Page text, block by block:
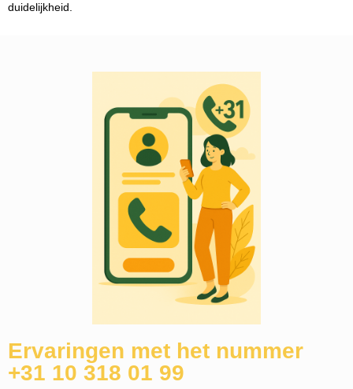
duidelijkheid.
Ervaringen met het nummer
+31 10 318 01 99